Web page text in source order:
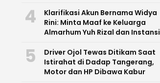
4
Klarifikasi Akun Bernama Widya
Rini: Minta Maaf ke Keluarga
Almarhum Yuh Rizal dan Instansi
5
Driver Ojol Tewas Ditikam Saat
Istirahat di Dadap Tangerang,
Motor dan HP Dibawa Kabur